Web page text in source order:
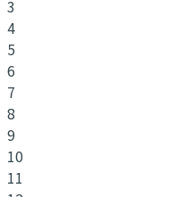
3
4
5
6
7
8
9
10
11